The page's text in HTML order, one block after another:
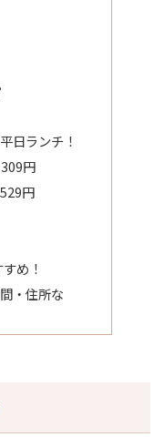
日ランチ！
円
円
め！
・住所な